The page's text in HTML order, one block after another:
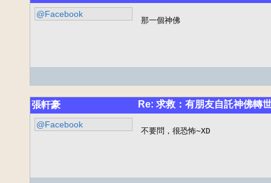
@Facebook
那一個神佛
張軒豪 Re: 求救：有朋友自託神佛轉
@Facebook
不要問，很恐怖~XD